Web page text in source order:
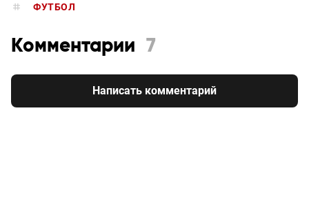
ФУТБОЛ
Комментарии 7
Написать комментарий